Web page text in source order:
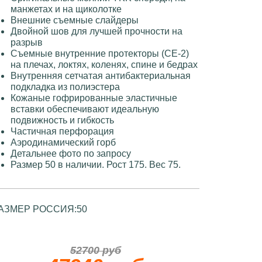
манжетах и ​​на щиколотке
Внешние съемные слайдеры
Двойной шов для лучшей прочности на
разрыв
Съемные внутренние протекторы (CE-2)
на плечах, локтях, коленях, спине и бедрах
Внутренняя сетчатая антибактериальная
подкладка из полиэстера
Кожаные гофрированные эластичные
вставки обеспечивают идеальную
подвижность и гибкость
Частичная перфорация
Аэродинамический горб
Детальнее фото по запросу
Размер 50 в наличии. Рост 175. Вес 75.
РОССИЯ:50
52700 руб